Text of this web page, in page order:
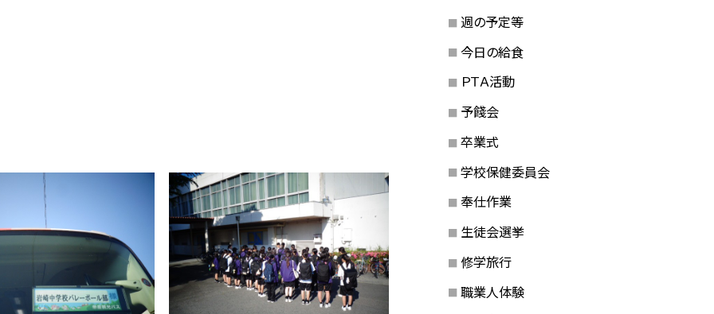
週の予定等
今日の給食
ＰＴＡ活動
予餞会
卒業式
学校保健委員会
奉仕作業
生徒会選挙
修学旅行
職業人体験